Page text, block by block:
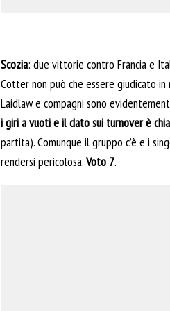
Scozia: due vittorie contro Francia e
Cotter non può che essere giudicato
Laidlaw e compagni sono
i giri a vuoti e il dato sui turnover è
partita). Comunque il gruppo c’è e i
rendersi pericolosa.Voto 7.